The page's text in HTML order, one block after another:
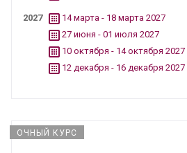
2027
14 марта - 18 марта 2027
27 июня - 01 июля 2027
10 октября - 14 октября 2027
12 декабря - 16 декабря 2027
ОЧНЫЙ КУРС